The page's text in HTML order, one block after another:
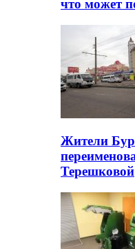
что может
Жители
Терешковой